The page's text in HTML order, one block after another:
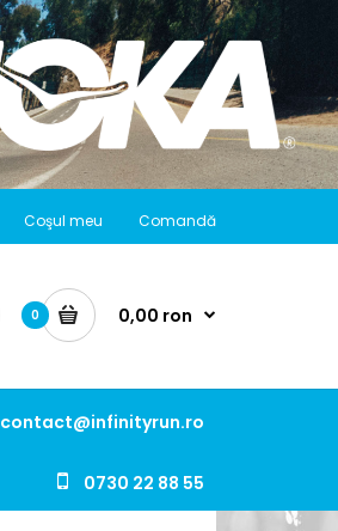
Coşul meu Comandă
0 0,00 ron
contact@infinityrun.ro
0730 22 88 55